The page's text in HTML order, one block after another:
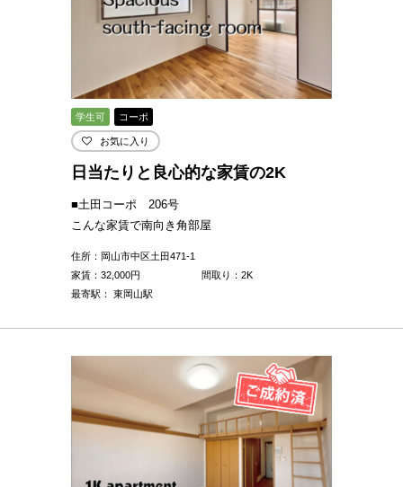
学生可 コーポ
お気に入り
日当たりと良心的な家賃の2K
■土田コーポ 206号
こんな家賃で南向き角部屋
住所：岡山市中区土田471-1
家賃： 32,000円
間取り：2K
最寄駅： 東岡山駅